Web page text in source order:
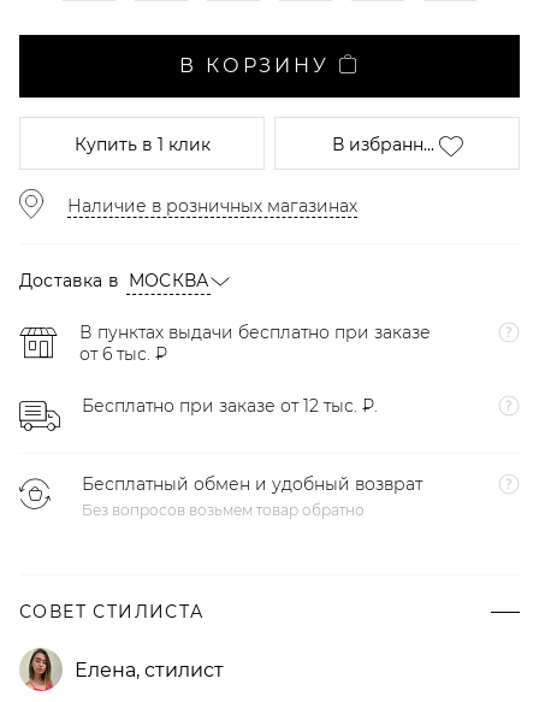
В КОРЗИНУ
Купитьв 1 клик В избранн...
Наличие в розничных магазинах
Доставка в МОСКВА
В пунктах выдачи бесплатно при заказе
от 6 тыс. ₽
Бесплатно при заказе от 12 тыс. ₽.
Бесплатный обмен и удобный возврат
Без вопросов возьмем товар обратно
СОВЕТ СТИЛИСТА
Елена, стилист